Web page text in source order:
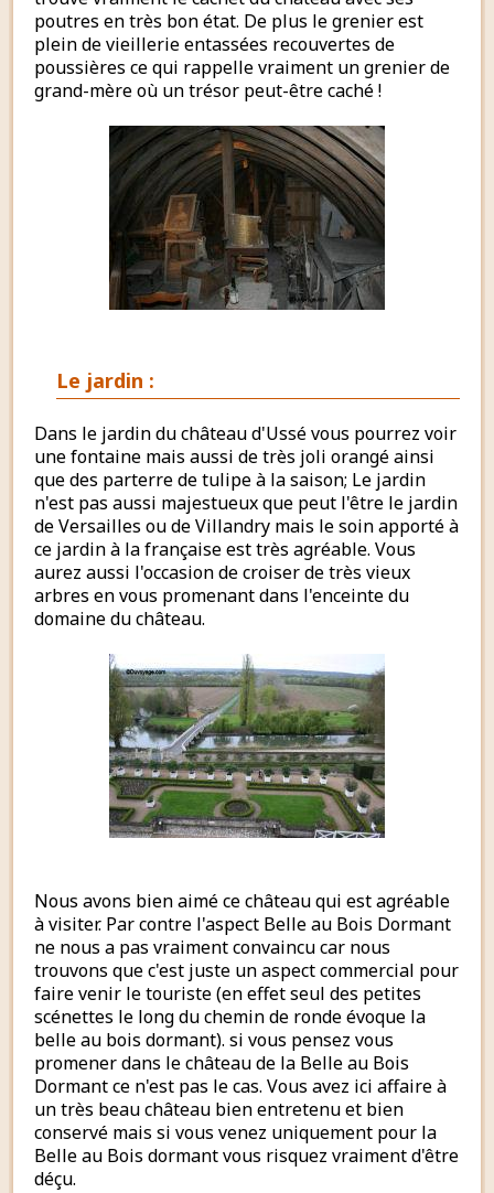
poutres en très bon état. De plus le grenier est
plein de vieillerie entassées recouvertes de
poussières ce qui rappelle vraiment un grenier de
grand-mère où un trésor peut-être caché !
Le jardin :
Dans le jardin du château d'Ussé vous pourrez voir
une fontaine mais aussi de très joli orangé ainsi
que des parterre de tulipe à la saison; Le jardin
n'est pas aussi majestueux que peut l'être le jardin
de Versailles ou de Villandry mais le soin apporté à
ce jardin à la française est très agréable. Vous
aurez aussi l'occasion de croiser de très vieux
arbres en vous promenant dans l'enceinte du
domaine du château.
Nous avons bien aimé ce château qui est agréable
à visiter. Par contre l'aspect Belle au Bois Dormant
ne nous a pas vraiment convaincu car nous
trouvons que c'est juste un aspect commercial pour
faire venir le touriste (en effet seul des petites
scénettes le long du chemin de ronde évoque la
belle au bois dormant). si vous pensez vous
promener dans le château de la Belle au Bois
Dormant ce n'est pas le cas. Vous avez ici affaire à
un très beau château bien entretenu et bien
conservé mais si vous venez uniquement pour la
Belle au Bois dormant vous risquez vraiment d'être
déçu.